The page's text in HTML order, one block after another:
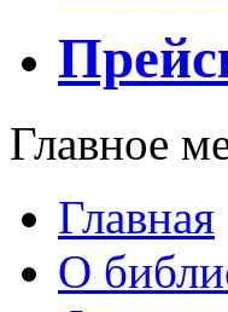
Главное
Главная
О